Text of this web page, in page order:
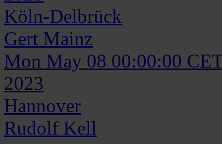
Köln-Delbrück
Gert Mainz
Mon May 08 00:00:00
2023
Hannover
Rudolf Kell